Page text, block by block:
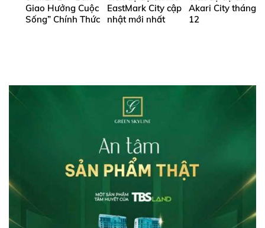
Giao Hưởng Cuộc
Sống” Chính Thức
EastMark City cập
nhật mới nhất
Akari City tháng
12